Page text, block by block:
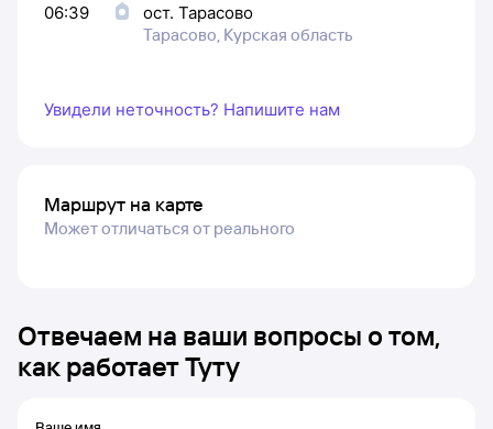
06:39
ост. Тарасово
Тарасово, Курская область
Увидели неточность? Напишите нам
Маршрут на карте
Может отличаться от реального
Отвечаем на ваши вопросы о том,
как работает Туту